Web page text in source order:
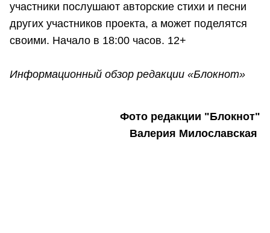
участники послушают авторские стихи и песни
других участников проекта, а может поделятся
своими. Начало в 18:00 часов. 12+
Информационный обзор редакции «Блокнот»
Фото редакции "Блокнот"
Валерия Милославская